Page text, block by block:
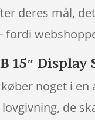
deres mål,
fordi
15″
noget i
de